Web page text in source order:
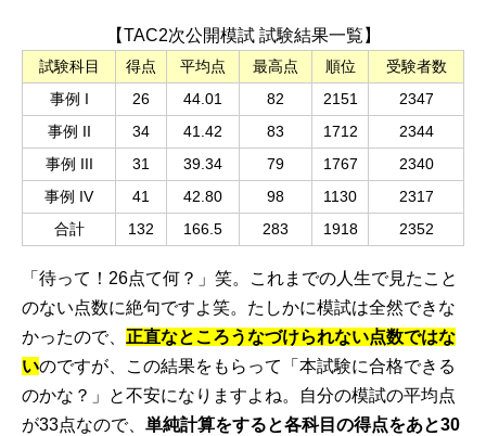
【TAC2次公開模試 試験結果一覧】
試験科目 得点 平均点 最高点 順位
受験者数
事例 I
26 44.01 82 2151
2347
事例 II
34 41.42 83 1712
2344
事例 III
31 39.34 79 1767
2340
事例 IV
41 42.80 98 1130
2317
合計
132 166.5 283 1918 2352
「待って！26点て何？」笑。これまでの人生で見たこと
のない点数に絶句ですよ笑。たしかに模試は全然できな
かったので、 正直なところうなづけられない点数ではな
いのですが、この結果をもらって「本試験に合格できる
のかな？」と不安になりますよね。自分の模試の平均点
が33点なので、 単純計算をすると各科目の得点をあと30